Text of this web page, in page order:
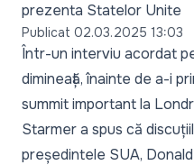
prezenta Statelor Unite
Publicat 02.03.2025 13:03
Într-un interviu acordat
dimineață, înainte de a-i
summit important la
Starmer a spus că
președintele SUA,